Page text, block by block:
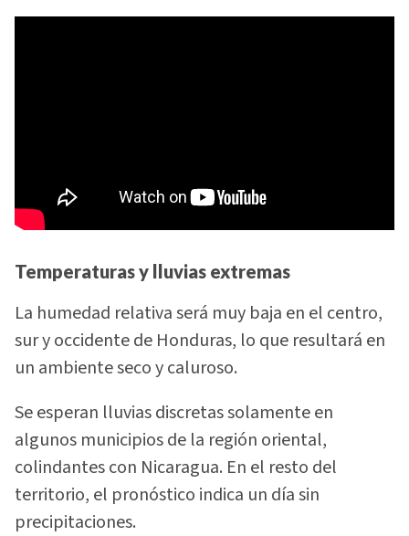
Temperaturas y lluvias extremas
La humedad relativa será muy baja en el centro,
sur y occidente de Honduras, lo que resultará en
un ambiente seco y caluroso.
Se esperan lluvias discretas solamente en
algunos municipios de la región oriental,
colindantes con Nicaragua. En el resto del
territorio, el pronóstico indica un día sin
precipitaciones.